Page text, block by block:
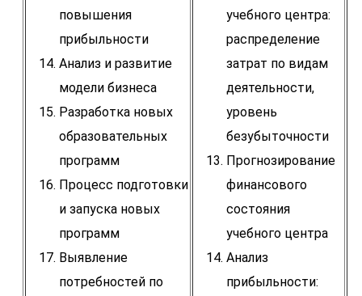
повышения
прибыльности
Анализ и развитие
модели бизнеса
Разработка новых
образовательных
программ
Процесс подготовки
и запуска новых
программ
Выявление
потребностей по
учебного центра:
распределение
затрат по видам
деятельности,
уровень
безубыточности
Прогнозирование
финансового
состояния
учебного центра
Анализ
прибыльности: